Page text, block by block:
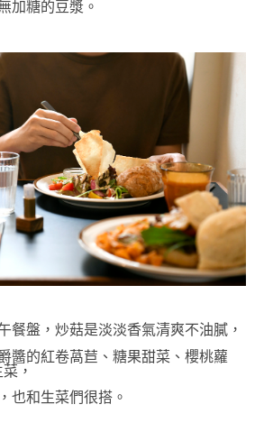
加糖的豆漿。
餐盤 ，炒菇是淡淡香氣清爽不油膩，
醬的紅卷萵苣、糖果甜菜、櫻桃蘿
，
也和生菜們很搭。